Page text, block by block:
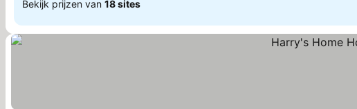
Bekijk prijzen van 18 sites